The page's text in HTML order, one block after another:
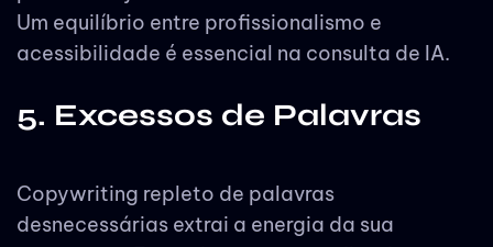
Um equilíbrio entre profissionalismo e
acessibilidade é essencial na consulta de IA.
5. Excessos de Palavras
Copywriting repleto de palavras
desnecessárias extrai a energia da sua